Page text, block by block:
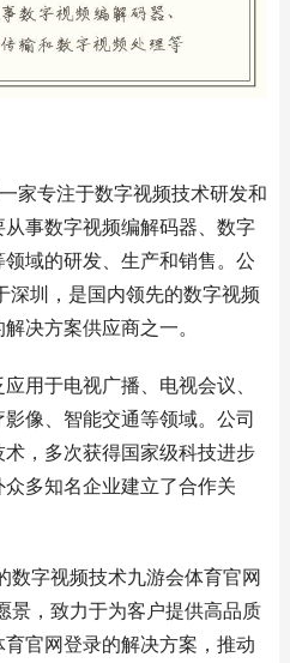
家专注于数字视频技术研发和
事数字视频编解码器、数字
域的研发、生产和销售。公
深圳，是国内领先的数字视频
决方案供应商之一。
用于电视广播、电视会议、
像、智能交通等领域。公司
，多次获得国家级科技进步
多知名企业建立了合作关
数字视频技术九游会体育官网
景，致力于为客户提供高品质
官网登录的解决方案，推动